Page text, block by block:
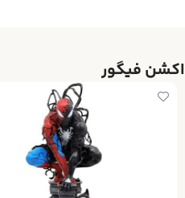
اکشن فیگور